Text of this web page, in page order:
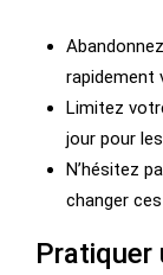
rapidement
Limitez
jour pour
N’hésitez
changer
Pratiquer